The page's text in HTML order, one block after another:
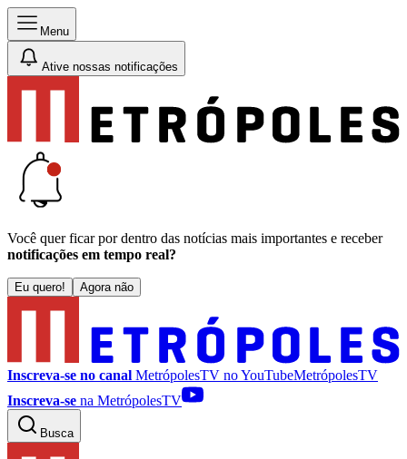
Menu
Ative nossas notificações
Você quer ficar por dentro das notícias mais importantes e receber
notificações em tempo real?
Eu quero! Agora não
Inscreva-se no canal MetrópolesTV noYouTubeMetrópolesTV
Inscreva-se na MetrópolesTV
Busca